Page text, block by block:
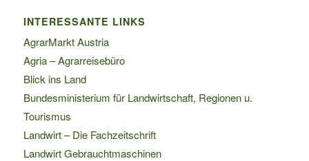
INTERESSANTE LINKS
AgrarMarkt Austria
Agria – Agrarreisebüro
Blick ins Land
Bundesministerium für Landwirtschaft, Regionen u.
Tourismus
Landwirt – Die Fachzeitschrift
Landwirt Gebrauchtmaschinen